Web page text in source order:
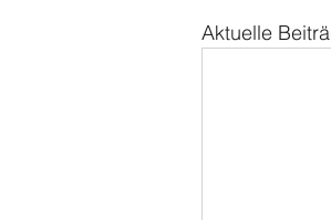
Aktuelle